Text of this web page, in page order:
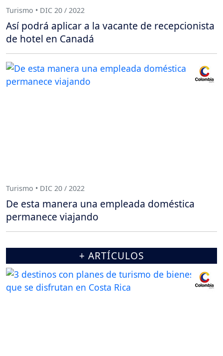
Turismo • DIC 20 / 2022
Así podrá aplicar a la vacante de recepcionista
de hotel en Canadá
Turismo • DIC 20 / 2022
De esta manera una empleada doméstica
permanece viajando
+ ARTÍCULOS